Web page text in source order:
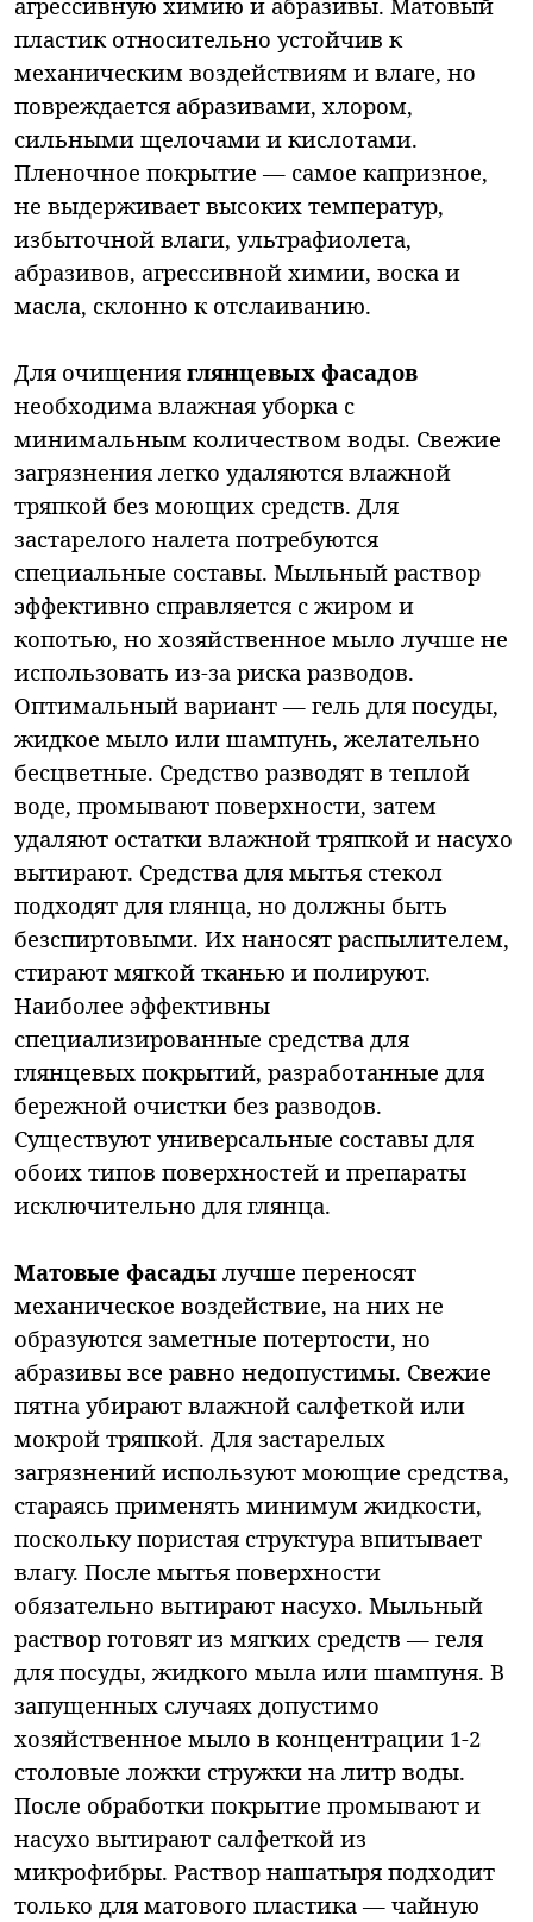
пластик относительно устойчив к
механическим воздействиям и влаге, но
повреждается абразивами, хлором,
сильными щелочами и кислотами.
Пленочное покрытие — самое капризное,
не выдерживает высоких температур,
избыточной влаги, ультрафиолета,
абразивов, агрессивной химии, воска и
масла, склонно к отслаиванию.
Для очищения глянцевых фасадов
необходима влажная уборка с
минимальным количеством воды. Свежие
загрязнения легко удаляются влажной
тряпкой без моющих средств. Для
застарелого налета потребуются
специальные составы. Мыльный раствор
эффективно справляется с жиром и
копотью, но хозяйственное мыло лучше не
использовать из-за риска разводов.
Оптимальный вариант — гель для посуды,
жидкое мыло или шампунь, желательно
бесцветные. Средство разводят в теплой
воде, промывают поверхности, затем
удаляют остатки влажной тряпкой и насухо
вытирают. Средства для мытья стекол
подходят для глянца, но должны быть
безспиртовыми. Их наносят распылителем,
стирают мягкой тканью и полируют.
Наиболее эффективны
специализированные средства для
глянцевых покрытий, разработанные для
бережной очистки без разводов.
Существуют универсальные составы для
обоих типов поверхностей и препараты
исключительно для глянца.
Матовые фасады лучше переносят
механическое воздействие, на них не
образуются заметные потертости, но
абразивы все равно недопустимы. Свежие
пятна убирают влажной салфеткой или
мокрой тряпкой. Для застарелых
загрязнений используют моющие средства,
стараясь применять минимум жидкости,
поскольку пористая структура впитывает
влагу. После мытья поверхности
обязательно вытирают насухо. Мыльный
раствор готовят из мягких средств — геля
для посуды, жидкого мыла или шампуня. В
запущенных случаях допустимо
хозяйственное мыло в концентрации 1-2
столовые ложки стружки на литр воды.
После обработки покрытие промывают и
насухо вытирают салфеткой из
микрофибры. Раствор нашатыря подходит
только для матового пластика — чайную